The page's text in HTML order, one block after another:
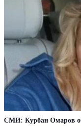
СМИ: Курбан Омаров